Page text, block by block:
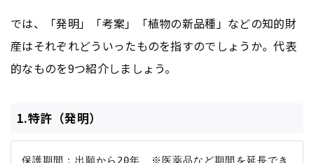
では、「発明」「考案」「植物の新品種」などの知的財
産はそれぞれどういったものを指すのでしょうか。代表
的なものを9つ紹介しましょう。
1.特許（発明）
保護期間：出願から20年　※医薬品など期間を延長でき